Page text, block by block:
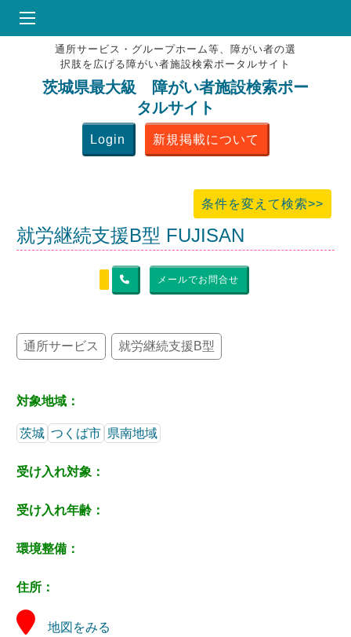
HOME
♥お気にりブックマーク
掲載会員MENU
よくある質問
通所サービス・グループホーム等、障がい者の選
択肢を広げる障がい者施設検索ポータルサイト
茨城県最大級 障がい者施設検索ポー
タルサイト
Login 新規掲載について
条件を変えて検索>>
就労継続支援B型 FUJISAN
メールでお問合せ
通所サービス 就労継続支援B型
対象地域：
茨城 つくば市 県南地域
受け入れ対象：
受け入れ年齢：
環境整備：
住所：
地図をみる